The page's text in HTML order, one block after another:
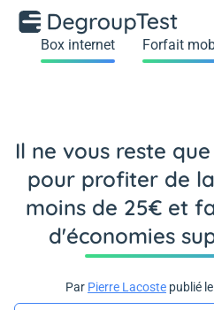
Box internet Forfait
Il ne vous reste
pour profiter de
moins de 25€ et
d'économies
Par Pierre Lacoste publié